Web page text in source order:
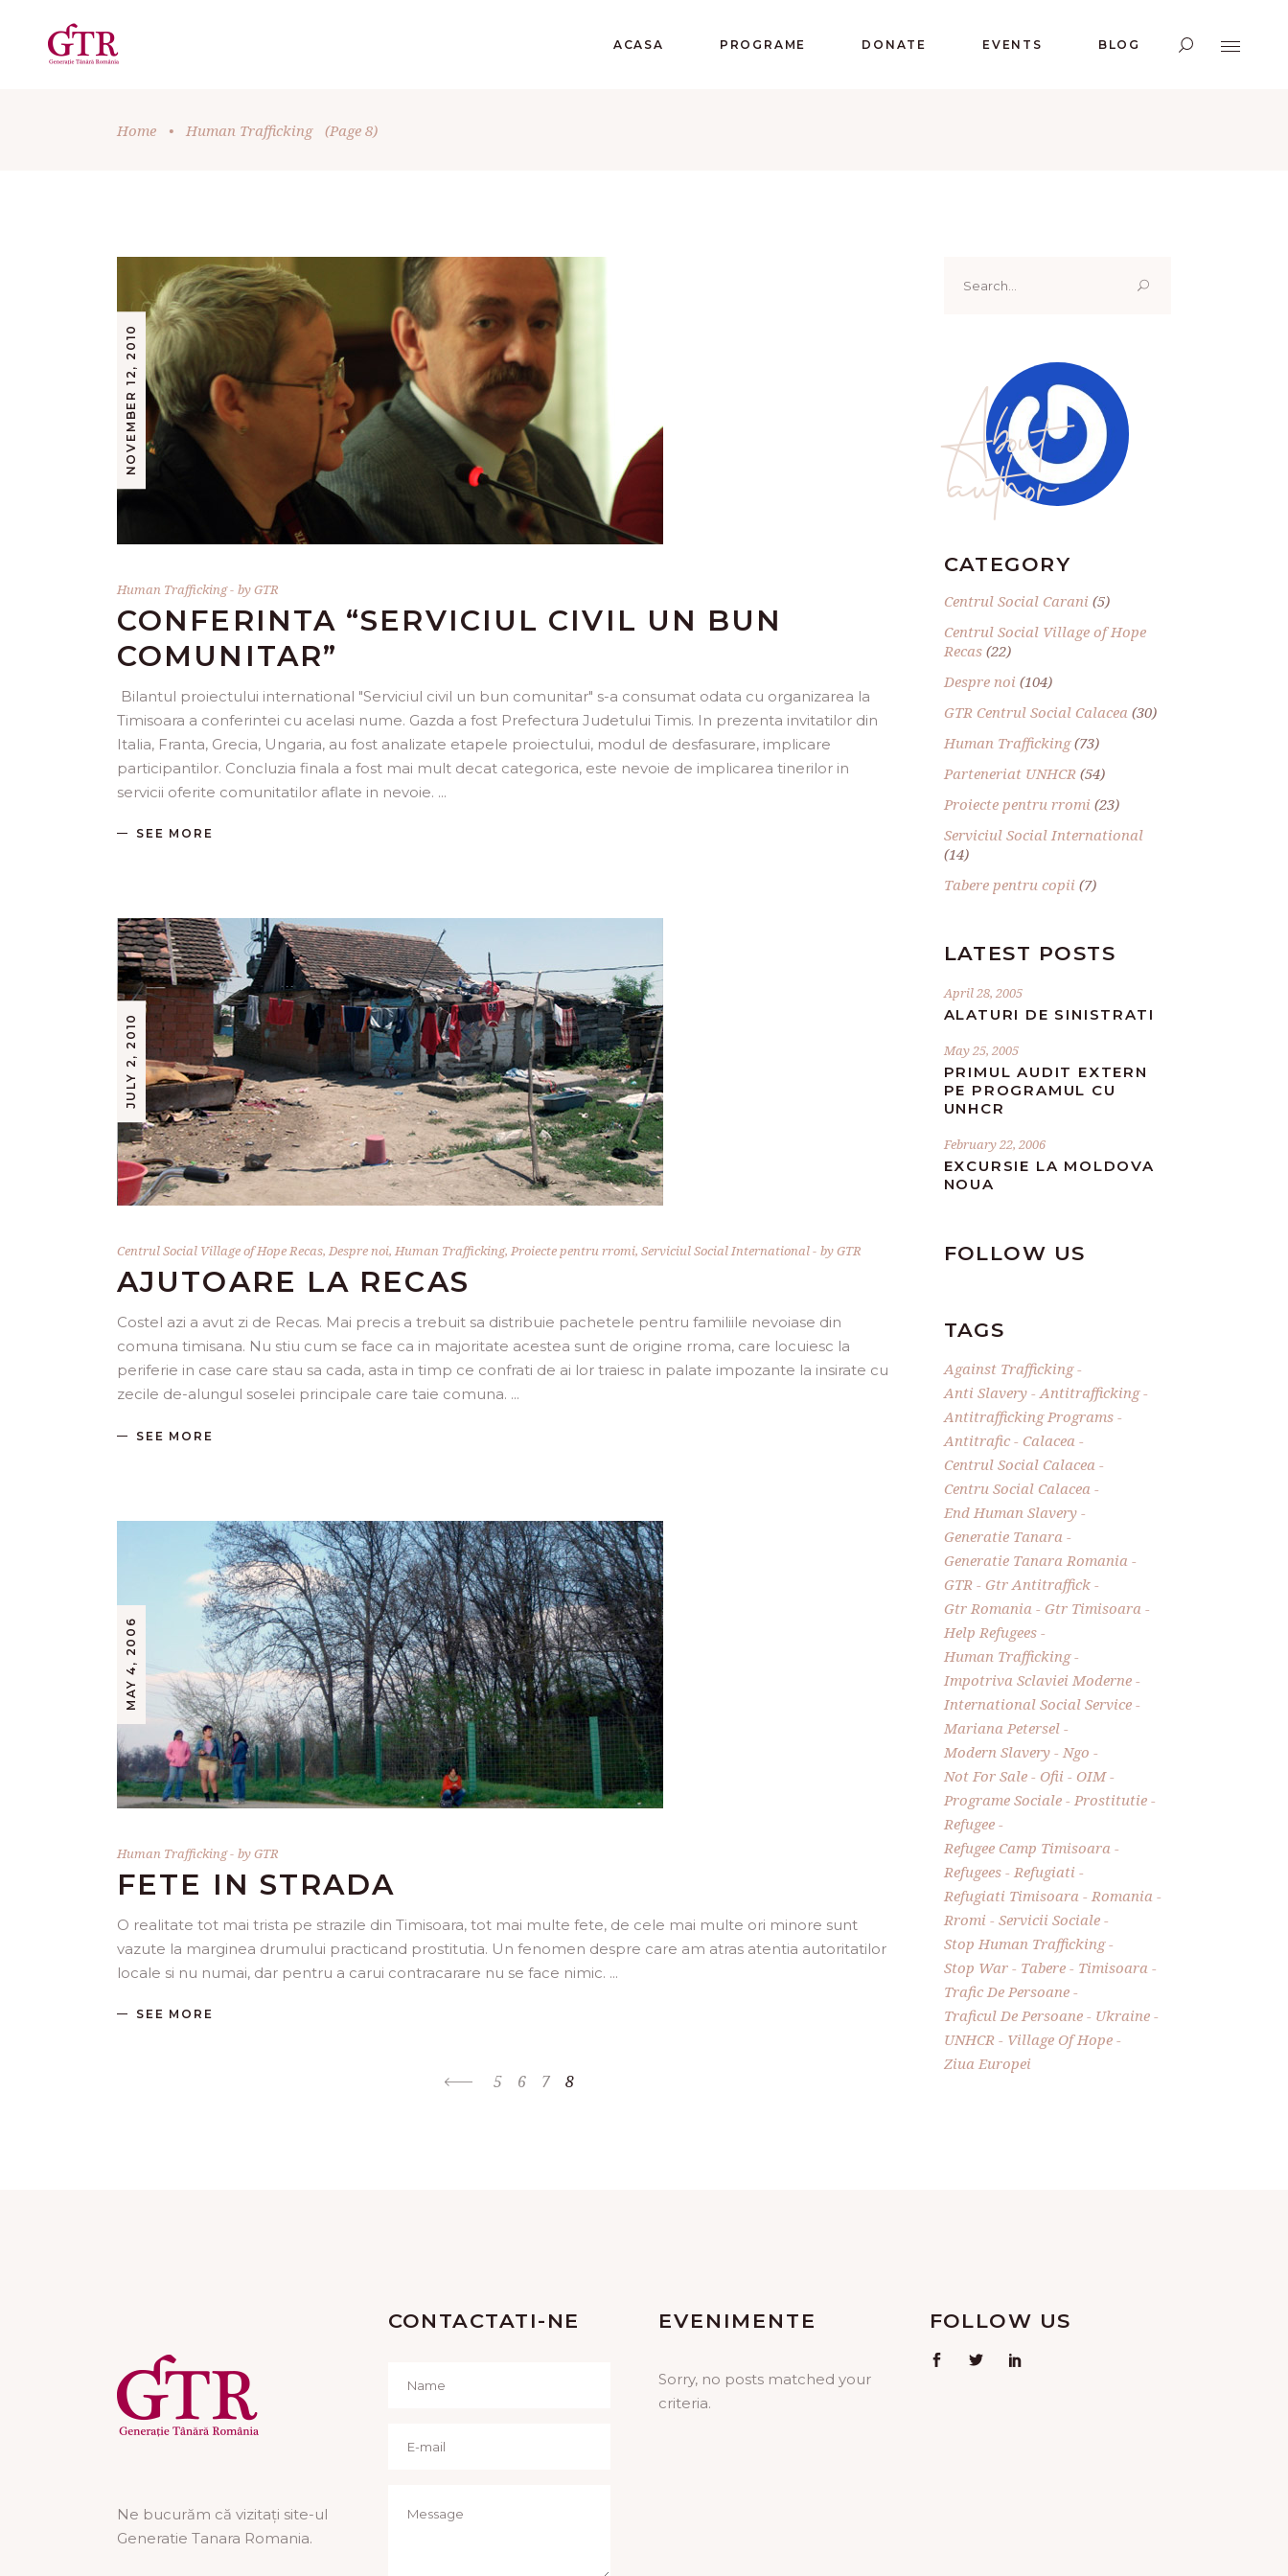
ACASA PROGRAME DONATE EVENTS BLOG
Home • Human Trafficking (Page 8)
NOVEMBER 12, 2010
Human Trafficking byGTR
CONFERINTA “SERVICIUL CIVIL UN BUN
COMUNITAR”
Bilantul proiectului international "Serviciul civil un bun comunitar" s-a consumat odata cu organizarea la
Timisoara a conferintei cu acelasi nume. Gazda a fost Prefectura Judetului Timis. In prezenta invitatilor din
Italia, Franta, Grecia, Ungaria, au fost analizate etapele proiectului, modul de desfasurare, implicare
participantilor. Concluzia finala a fost mai mult decat categorica, este nevoie de implicarea tinerilor in
servicii oferite comunitatilor aflate in nevoie.
SEE MORE
JULY 2, 2010
Centrul Social Village of Hope Recas, Despre noi, Human Trafficking, Proiecte pentru rromi, Serviciul Social International byGTR
AJUTOARE LA RECAS
Costel azi a avut zi de Recas. Mai precis a trebuit sa distribuie pachetele pentru familiile nevoiase din
comuna timisana. Nu stiu cum se face ca in majoritate acestea sunt de origine rroma, care locuiesc la
periferie in case care stau sa cada, asta in timp ce confrati de ai lor traiesc in palate impozante la insirate cu
zecile de-alungul soselei principale care taie comuna.
SEE MORE
MAY 4, 2006
Human Trafficking byGTR
FETE IN STRADA
O realitate tot mai trista pe strazile din Timisoara, tot mai multe fete, de cele mai multe ori minore sunt
vazute la marginea drumului practicand prostitutia. Un fenomen despre care am atras atentia autoritatilor
locale si nu numai, dar pentru a carui contracarare nu se face nimic.
SEE MORE
5 6 7 8
for:
About
author
CATEGORY
Centrul Social Carani (5)
Centrul Social Village of Hope
Recas(22)
Despre noi (104)
GTR Centrul Social Calacea (30)
Human Trafficking(73)
Parteneriat UNHCR(54)
Proiecte pentru rromi (23)
Serviciul Social International
(14)
Tabere pentru copii (7)
LATEST POSTS
April 28, 2005
ALATURI DE SINISTRATI
May 25, 2005
PRIMUL AUDIT EXTERN
PE PROGRAMUL CU
UNHCR
February 22, 2006
EXCURSIE LA MOLDOVA
NOUA
FOLLOW US
TAGS
Against Trafficking
Anti Slavery
Antitrafficking
Antitrafficking Programs
Antitrafic
Calacea
Centrul Social Calacea
Centru Social Calacea
End Human Slavery
Generatie Tanara
Generatie Tanara Romania
GTR
Gtr Antitraffick
Gtr Romania
Gtr Timisoara
Help Refugees
Human Trafficking
Impotriva Sclaviei Moderne
International Social Service
Mariana Petersel
Modern Slavery
Ngo
Not For Sale
Ofii
OIM
Programe Sociale
Prostitutie
Refugee
Refugee Camp Timisoara
Refugees
Refugiati
Refugiati Timisoara
Romania
Rromi
Servicii Sociale
Stop Human Trafficking
Stop War
Tabere
Timisoara
Trafic De Persoane
Traficul De Persoane
Ukraine
UNHCR
Village Of Hope
Ziua Europei
Ne bucurăm că vizitați site-ul
Generatie Tanara Romania.
CONTACTATI-NE EVENIMENTE
Sorry, no posts matched your
criteria.
FOLLOW US